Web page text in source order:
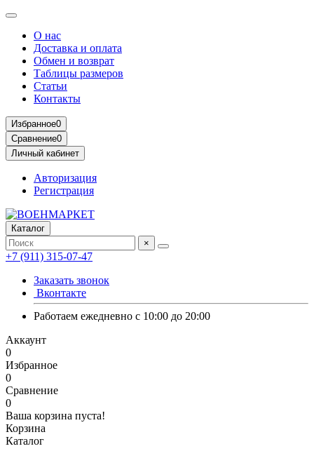
О нас
Доставка и оплата
Обмен и возврат
Таблицы размеров
Статьи
Контакты
Избранное0
Сравнение0
Личный кабинет
Авторизация
Регистрация
Каталог
×
+7 (911) 315-07-47
Заказать звонок
Вконтакте
Работаем ежедневно с 10:00 до 20:00
Аккаунт
0
Избранное
0
Сравнение
0
Ваша корзина пуста!
Корзина
Каталог